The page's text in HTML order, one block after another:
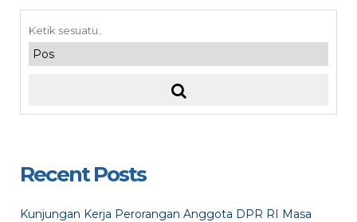
Recent Posts
Kunjungan Kerja Perorangan Anggota DPR RI Masa